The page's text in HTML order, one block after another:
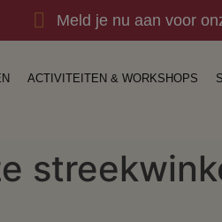
Meld je nu aan voor
ACTIVITEITEN & WORKSHOPS